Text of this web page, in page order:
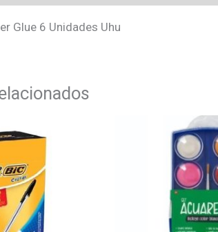
Glue 6 Unidades Uhu